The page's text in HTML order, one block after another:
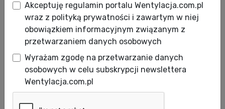
Wentylacja hal produkcyjnych i
magazynowych
Data publikacji: 20.06.2016
W obiektach wielkokubaturowych ogrzewanie
wraz z wentylacją stanowi znaczną część
Akceptuję regulamin portalu Wentylacja.com.pl
wraz z polityką prywatności i zawartym w niej
obowiązkiem informacyjnym związanym z
przetwarzaniem danych osobowych
Wyrażam zgodę na przetwarzanie danych
osobowych w celu subskrypcji newslettera
Wentylacja.com.pl